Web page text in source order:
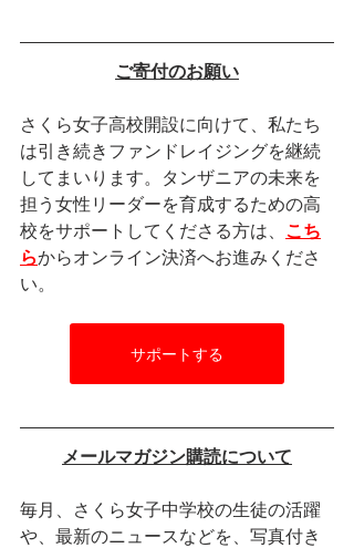
ご寄付のお願い
さくら女子高校開設に向けて、私たち
は引き続きファンドレイジングを継続
してまいります。タンザニアの未来を
担う女性リーダーを育成するための高
校をサポートしてくださる方は、 こち
らからオンライン決済へお進みくださ
い。
サポートする
メールマガジン購読について
毎月、さくら女子中学校の生徒の活躍
や、最新のニュースなどを、写真付き